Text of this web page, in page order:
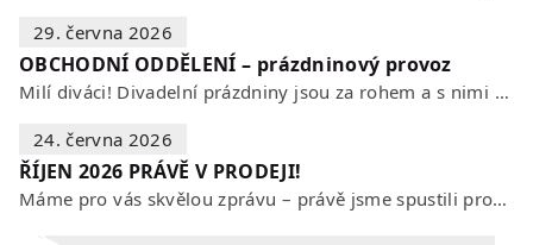
29. června 2026
OBCHODNÍ ODDĚLENÍ – prázdninový provoz
Milí diváci! Divadelní prázdniny jsou za rohem a s nimi se mění i otevírací…
24. června 2026
ŘÍJEN 2026 PRÁVĚ V PRODEJI!
Máme pro vás skvělou zprávu – právě jsme spustili prodej vstupenek na říjen…